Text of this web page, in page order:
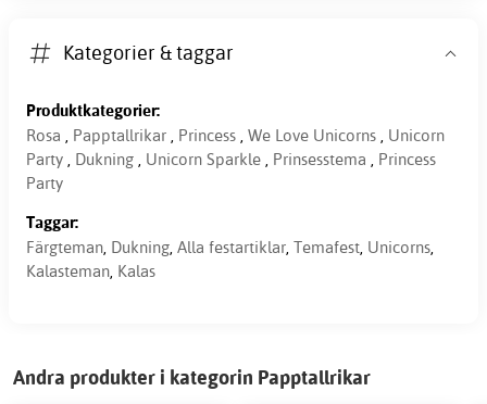
Kategorier & taggar
Produktkategorier:
Rosa , Papptallrikar , Princess , We Love Unicorns , Unicorn
Party , Dukning , Unicorn Sparkle , Prinsesstema , Princess
Party
Taggar:
Färgteman, Dukning, Alla festartiklar, Temafest, Unicorns,
Kalasteman, Kalas
Andra produkter i kategorin Papptallrikar